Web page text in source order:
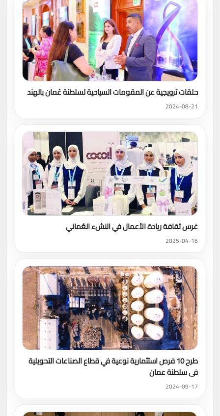
حلقات ترويجية عن المقومات السياحية لسلطنة عُمان بالهند
2024-08-21
غرس ثقافة ريادة الأعمال في النشء العُماني
2025-04-16
طرح 10 فرص استثمارية نوعية في قطاع الصناعات التحويلية
فى سلطنة عمان
2024-09-17